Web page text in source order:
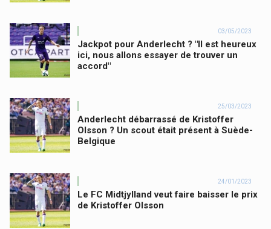
03/05/2023
Jackpot pour Anderlecht ? "Il est heureux
ici, nous allons essayer de trouver un
accord"
25/03/2023
Anderlecht débarrassé de Kristoffer
Olsson ? Un scout était présent à Suède-
Belgique
24/01/2023
Le FC Midtjylland veut faire baisser le prix
de Kristoffer Olsson